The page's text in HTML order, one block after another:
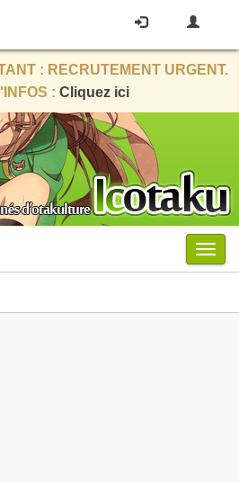
: RECRUTEMENT URGENT.
: Cliquez ici
Menu